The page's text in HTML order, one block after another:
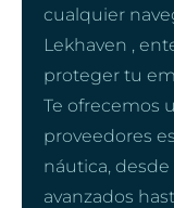
cualquier
Lekhaven ,
proteger tu
Te ofrecemos
proveedores
náutica,
avanzados